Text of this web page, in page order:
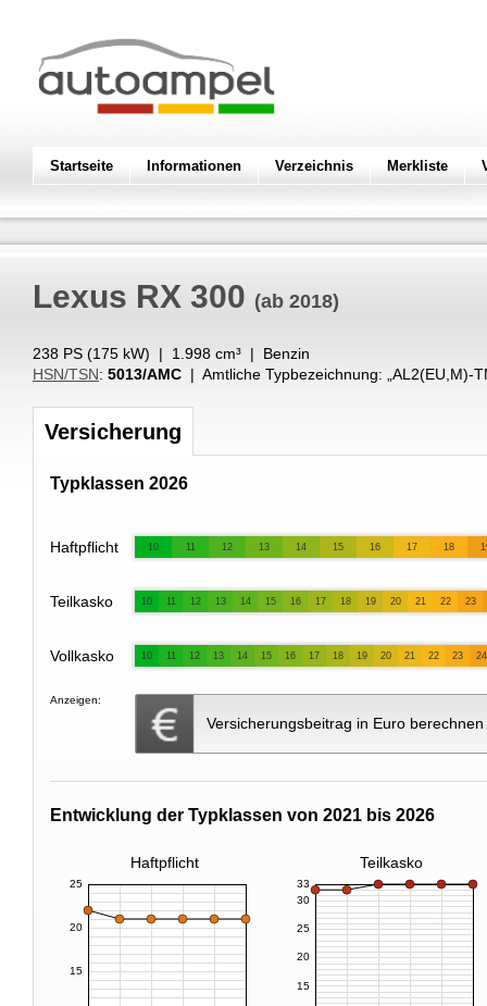
Startseite Informationen Verzeichnis Merkliste
Lexus RX 300 (ab 2018)
238 PS (175 kW) | 1.998 cm³ | Benzin
HSN/TSN: 5013/AMC | Amtliche Typbezeichnung: „ AL2(EU,M)-
Versicherung
Typklassen 2026
Haftpflicht 10 11 12 13 14 15 16 17 18
Teilkasko 10 11 12 13 14 15 16 17 18 19 20 21 22 23
Vollkasko 10 11 12 13 14 15 16 17 18 19 20 21 22 23 24
Anzeigen:
Versicherungsbeitrag in Euro berechnen
Entwicklung der Typklassen von 2021 bis 2026
Haftpflicht Teilkasko
15
20
25
15
20
25
30
33